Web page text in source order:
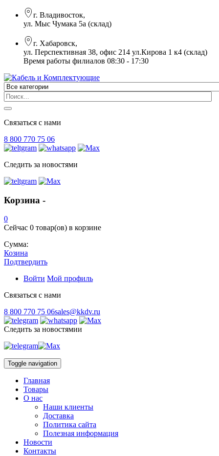
г. Владивосток,
ул. Мыс Чумака 5а (склад)
г. Хабаровск,
ул. Перспективная 38, офис 214 ул.Кирова 1 к4 (склад)
Время работы филиалов 08:30 - 17:30
Связаться с нами
8 800 770 75 06
Следить за новостями
Корзина -
0
Сейчас 0 товар(ов) в корзине
Сумма:
Козина
Подтвердить
Войти Мой профиль
Связаться с нами
8 800 770 75 06sales@kkdv.ru
Следить за новостямии
Toggle navigation
Главная
Товары
О нас
Наши клиенты
Доставка
Политика сайта
Полезная информация
Новости
Контакты